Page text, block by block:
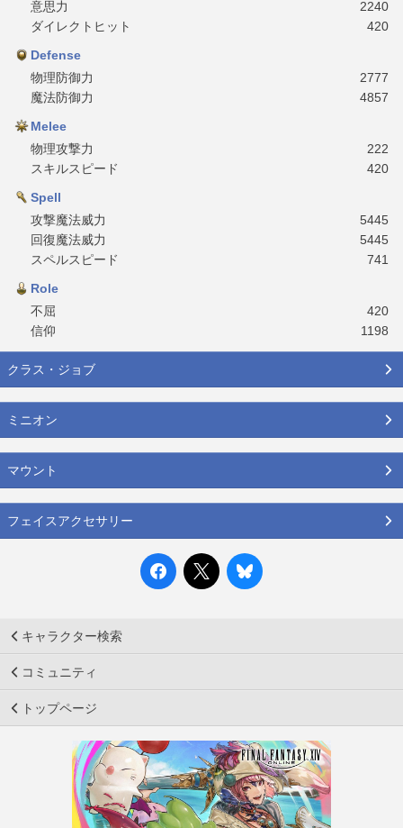
意思力
2240
ダイレクトヒット
420
Defense
物理防御力
2777
魔法防御力
4857
Melee
物理攻撃力
222
スキルスピード
420
Spell
攻撃魔法威力
5445
回復魔法威力
5445
スペルスピード
741
Role
不屈
420
信仰
1198
クラス・ジョブ
ミニオン
マウント
フェイスアクセサリー
キャラクター検索
コミュニティ
トップページ